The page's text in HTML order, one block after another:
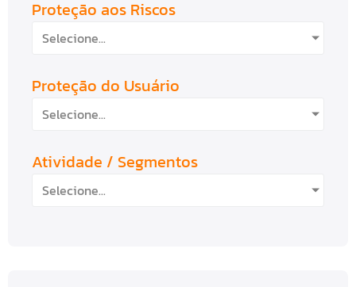
Proteção aos Riscos
Selecione...
Proteção do Usuário
Selecione...
Atividade / Segmentos
Selecione...